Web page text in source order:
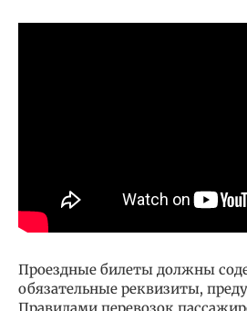
Проездные билеты должны
обязательные реквизиты,